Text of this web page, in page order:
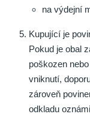
na výdejní
Kupující je
Pokud je obal
poškozen
vniknutí,
zároveň
odkladu